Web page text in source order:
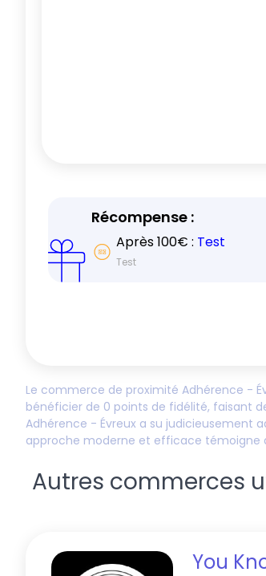
Récompense :
Après100€ : Test
Test
Le commerce de proximité Adhérence -
bénéficier de 0 points de fidélité, faisant
Adhérence - Évreux a su judicieusement
approche moderne et efficace témoigne
Autres commerces
You